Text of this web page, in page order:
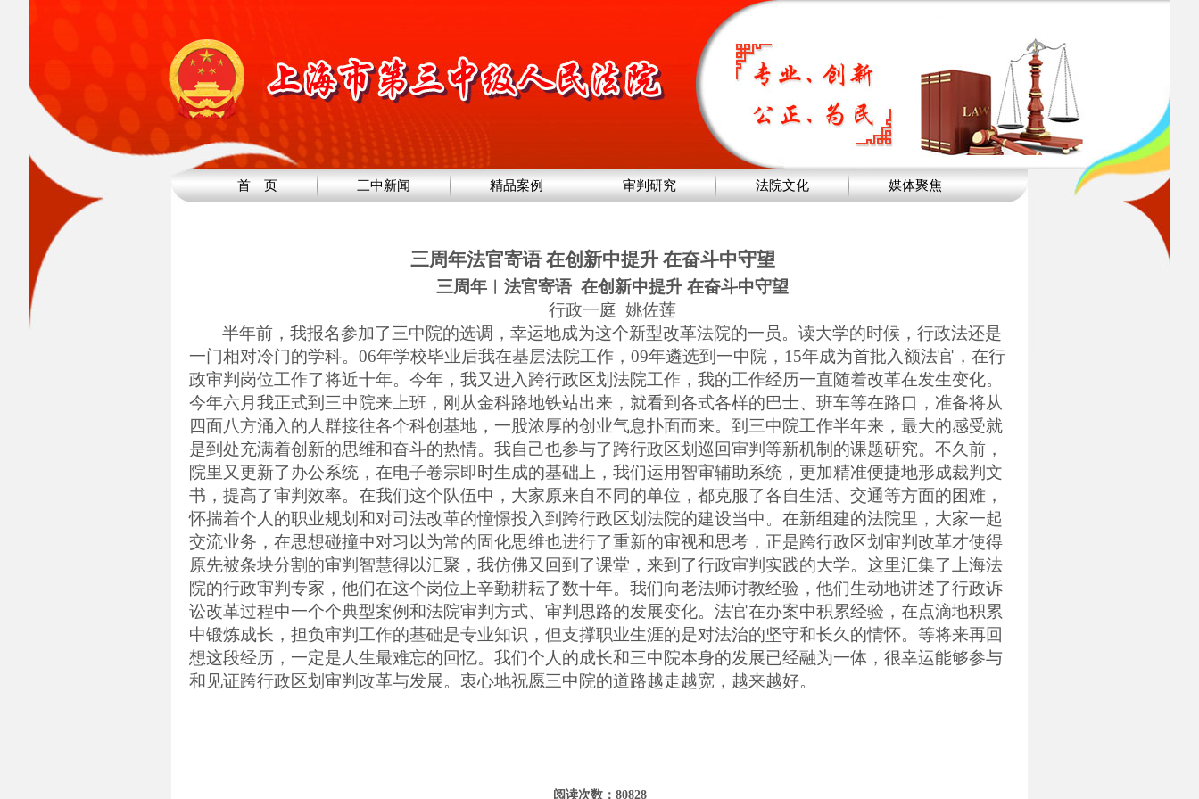
首 页 三中新闻 精品案例 审判研究 法院文化 媒体聚焦
三周年法官寄语 在创新中提升 在奋斗中守望
三周年︱法官寄语 在创新中提升 在奋斗中守望
行政一庭 姚佐莲
半年前，我报名参加了三中院的选调，幸运地成为这个新型改革法院的一员。读大学的时候，行政法还是
一门相对冷门的学科。 06年学校毕业后我在基层法院工作， 09年遴选到一中院， 15年成为首批入额法官，在行
政审判岗位工作了将近十年。今年，我又进入跨行政区划法院工作，我的工作经历一直随着改革在发生变化。
今年六月我正式到三中院来上班，刚从金科路地铁站出来，就看到各式各样的巴士、班车等在路口，准备将从
四面八方涌入的人群接往各个科创基地，一股浓厚的创业气息扑面而来。到三中院工作半年来，最大的感受就
是到处充满着创新的思维和奋斗的热情。我自己也参与了跨行政区划巡回审判等新机制的课题研究。不久前，
院里又更新了办公系统，在电子卷宗即时生成的基础上，我们运用智审辅助系统，更加精准便捷地形成裁判文
书，提高了审判效率。在我们这个队伍中，大家原来自不同的单位，都克服了各自生活、交通等方面的困难，
怀揣着个人的职业规划和对司法改革的憧憬投入到跨行政区划法院的建设当中。在新组建的法院里，大家一起
交流业务，在思想碰撞中对习以为常的固化思维也进行了重新的审视和思考，正是跨行政区划审判改革才使得
原先被条块分割的审判智慧得以汇聚，我仿佛又回到了课堂，来到了行政审判实践的大学。这里汇集了上海法
院的行政审判专家，他们在这个岗位上辛勤耕耘了数十年。我们向老法师讨教经验，他们生动地讲述了行政诉
讼改革过程中一个个典型案例和法院审判方式、审判思路的发展变化。法官在办案中积累经验，在点滴地积累
中锻炼成长，担负审判工作的基础是专业知识，但支撑职业生涯的是对法治的坚守和长久的情怀。等将来再回
想这段经历，一定是人生最难忘的回忆。我们个人的成长和三中院本身的发展已经融为一体，很幸运能够参与
和见证跨行政区划审判改革与发展。衷心地祝愿三中院的道路越走越宽，越来越好。
阅读次数：80828